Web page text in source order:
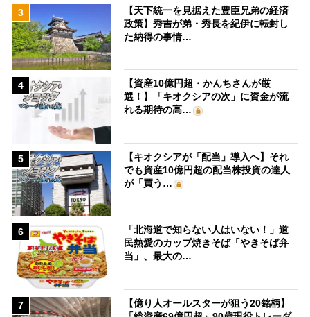
3
【天下統一を見据えた豊臣兄弟の経済
政策】秀吉が弟・秀長を紀伊に転封し
た納得の事情…
4
【資産10億円超・かんちさんが厳
選！】「キオクシアの次」に資金が流
れる期待の高…
5
【キオクシアが「配当」導入へ】それ
でも資産10億円超の配当株投資の達人
が「買う…
6
「北海道で知らない人はいない！」道
民熱愛のカップ焼きそば「やきそば弁
当」、最大の…
7
【億り人オールスターが狙う20銘柄】